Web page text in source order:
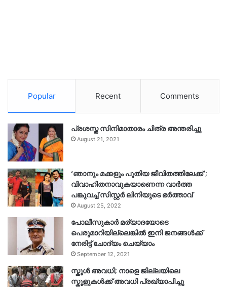
Popular Recent Comments
പ്രശസ്ത സിനിമാതാരം ചിത്ര അന്തരിച്ചു
August 21, 2021
‘ഞാനും മക്കളും പുതിയ ജീവിതത്തിലേക്ക്’;
വിവാഹിതനാവുകയാണെന്ന വാർത്ത
പങ്കുവച്ച് സിസ്റ്റർ ലിനിയുടെ ഭർത്താവ്
August 25, 2022
പോലീസുകാര്‍ മര്യാദയോടെ
പെരുമാറിയില്ലെങ്കില്‍ ഇനി ജനങ്ങള്‍ക്ക്
നേരിട്ട് ചോദ്യം ചെയ്യാം
September 12, 2021
സ്കൂൾ അവധി; നാളെ ജില്ലയിലെ
സ്കൂളുകൾക്ക് അവധി പ്രഖ്യാപിച്ചു